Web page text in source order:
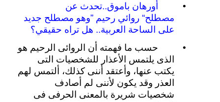
• أورهان باموق..تحدث عن
مصطلح“ روائي رحيم ”وهو مصطلح جديد
على
الساحة العربية.. هل تراه حقيقي؟
•
حسب ما فهمته أن الروائى الرحيم هو
الذى يلتمس الأعذار للشخصيات
التى
يكتب عنها، وأعتقد أننى كذلك، ألتمس لهم
العذر وقد يكون لأننى لم أصادف
شخصيات شريرة بالمعنى الحرفى فى